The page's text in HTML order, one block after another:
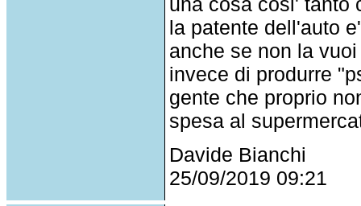
la patente dell'auto
anche se non la
invece di produrre
gente che proprio
spesa al
Davide Bianchi
25/09/2019 09:21